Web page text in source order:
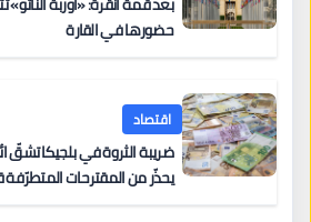
حضورها في القارة
اقتصاد
ضريبة
يحذّر من المقترحات